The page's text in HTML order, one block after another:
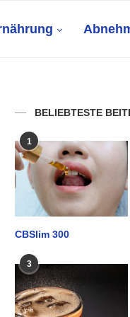
BELIEBTESTE
1
CBSlim 300
3